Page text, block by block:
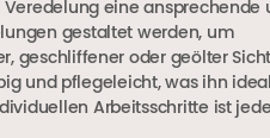
eine ansprechende
gestaltet werden, um
geschliffener oder geölter
und pflegeleicht, was ihn
Arbeitsschritte ist